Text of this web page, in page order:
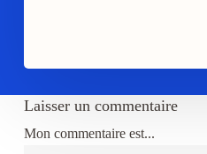
Laisser un commentaire
Mon commentaire est...